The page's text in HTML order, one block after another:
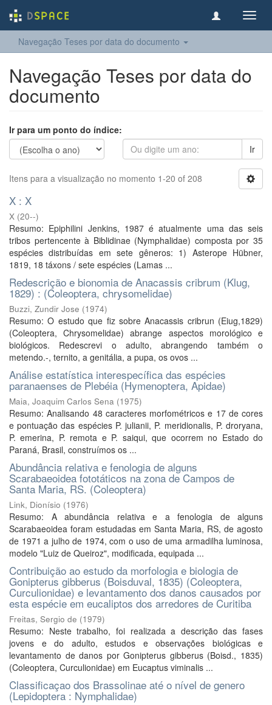
Navegação Teses por data do documento
Navegação Teses por data do
documento
Ir para um ponto do índice:
Ir
Itens para a visualização no momento 1-20 of 208
X : X
X (20--)
Resumo: Epiphilini Jenkins, 1987 é atualmente uma das seis
tribos pertencente à Biblidinae (Nymphalidae) composta por 35
espécies distribuídas em sete gêneros: 1) Asterope Hübner,
1819, 18 táxons / sete espécies (Lamas ...
Redescrição e bionomia de Anacassis cribrum (Klug,
1829) : (Coleoptera, chrysomelidae)
Buzzi, Zundir Jose (1974)
Resumo: O estudo que fiz sobre Anacassis cribrun (Eiug,1829)
(Coleoptera, Chrysomelidae) abrange aspectos morológico e
biológicos. Redescrevi o adulto, abrangendo também o
metendo.-, ternito, a genitália, a pupa, os ovos ...
Análise estatística interespecífica das espécies
paranaenses de Plebéia (Hymenoptera, Apidae)
Maia, Joaquim Carlos Sena (1975)
Resumo: Analisando 48 caracteres morfométricos e 17 de cores
e pontuação das espécies P. julianii, P. meridionalis, P. droryana,
P. emerina, P. remota e P. saiqui, que ocorrem no Estado do
Paraná, Brasil, construímos os ...
Abundância relativa e fenologia de alguns
Scarabaeoidea fototáticos na zona de Campos de
Santa Maria, RS. (Coleoptera)
Link, Dionísio (1976)
Resumo: A abundância relativa e a fenologia de alguns
Scarabaeoidea foram estudadas em Santa Maria, RS, de agosto
de 1971 a julho de 1974, com o uso de uma armadilha luminosa,
modelo "Luiz de Queiroz", modificada, equipada ...
Contribuição ao estudo da morfologia e biologia de
Gonipterus gibberus (Boisduval, 1835) (Coleoptera,
Curculionidae) e levantamento dos danos causados por
esta espécie em eucaliptos dos arredores de Curitiba
Freitas, Sergio de (1979)
Resumo: Neste trabalho, foi realizada a descrição das fases
jovens e do adulto, estudos e observações biológicas e
levantamento de danos por Gonipterus gibberus (Boisd., 1835)
(Coleoptera, Curculionidae) em Eucaptus viminalis ...
Classificaçao dos Brassolinae até o nível de genero
(Lepidoptera : Nymphalidae)